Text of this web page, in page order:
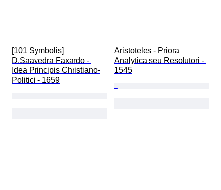
[101 Symbolis]
D.Saavedra Faxardo -
Idea Principis Christiano-
Politici - 1659
Aristoteles - Priora
Analytica seu Resolutori -
1545